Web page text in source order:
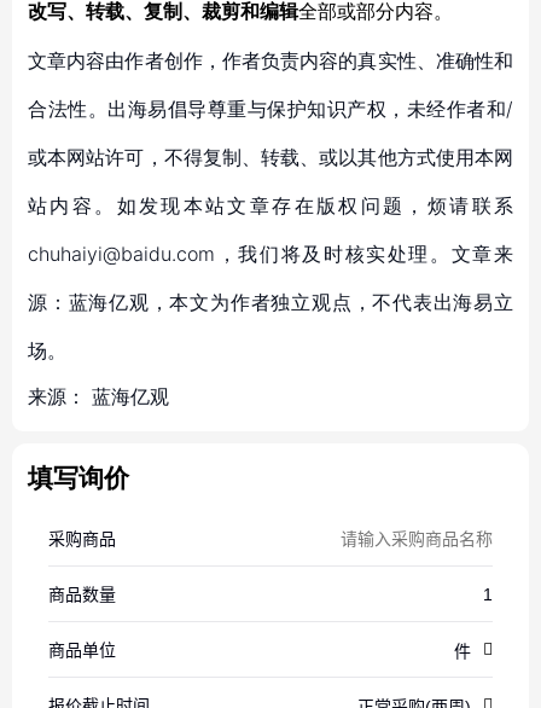
改写、转载、复制、裁剪和编辑全部或部分内容。
文章内容由作者创作，作者负责内容的真实性、准确性和
合法性。出海易倡导尊重与保护知识产权，未经作者和/
或本网站许可，不得复制、转载、或以其他方式使用本网
站内容。如发现本站文章存在版权问题，烦请联系
chuhaiyi@baidu.com，我们将及时核实处理。文章来
源：蓝海亿观，本文为作者独立观点，不代表出海易立
场。
来源： 蓝海亿观
填写询价